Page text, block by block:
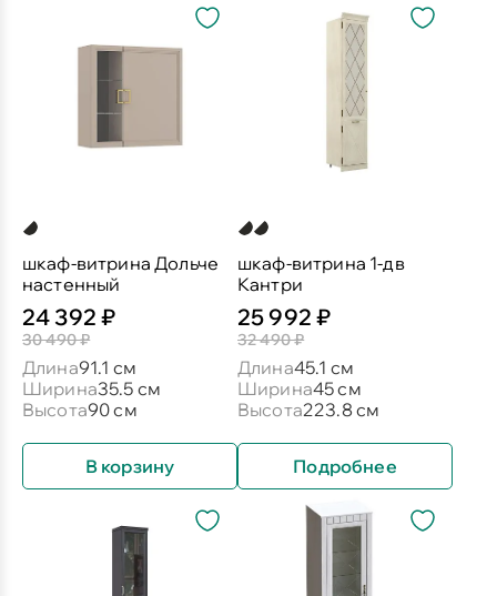
шкаф-витрина Дольче
настенный
24 392 ₽
30 490 ₽
Длина91.1 см
Ширина35.5 см
Высота90 см
В корзину
шкаф-витрина 1-дв
Кантри
25 992 ₽
32 490 ₽
Длина45.1 см
Ширина45 см
Высота223.8 см
Подробнее